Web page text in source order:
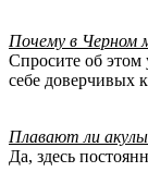
Почему в Черном
Спросите об этом
себе доверчивых
Плавают ли
Да, здесь